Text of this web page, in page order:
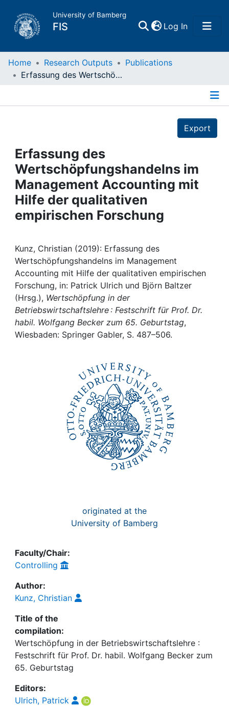
University of Bamberg
FIS Log In(current)
Home
Projects
People
Institutions
My FIS
Help
Home Research Outputs
Publications
Erfassung des Wertschöpfungshandelns im Management Accounting mit Hilfe der qualitativen empirischen Forschung
Export
Erfassung des
Wertschöpfungshandelns im
Management Accounting mit
Hilfe der qualitativen
empirischen Forschung
Kunz, Christian (2019): Erfassung des
Wertschöpfungshandelns im Management
Accounting mit Hilfe der qualitativen empirischen
Forschung, in: Patrick Ulrich und Björn Baltzer
(Hrsg.), Wertschöpfung in der
Betriebswirtschaftslehre : Festschrift für Prof. Dr.
habil. Wolfgang Becker zum 65. Geburtstag,
Wiesbaden: Springer Gabler, S. 487–506.
originated at the
University of Bamberg
Faculty/Chair:
Controlling
Author:
Kunz, Christian
Title of the
compilation:
Wertschöpfung in der Betriebswirtschaftslehre :
Festschrift für Prof. Dr. habil. Wolfgang Becker zum
65. Geburtstag
Editors:
Ulrich, Patrick